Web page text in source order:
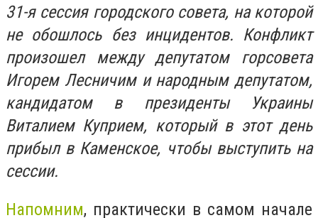
31-я сессия городского совета, на которой
не обошлось без инцидентов. Конфликт
произошел между депутатом горсовета
Игорем Лесничим и народным депутатом,
кандидатом в президенты Украины
Виталием Куприем, который в этот день
прибыл в Каменское, чтобы выступить на
сессии.
Напомним, практически в самом начале